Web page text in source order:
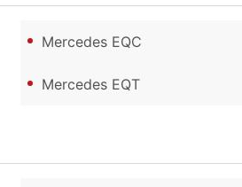
Mercedes EQC
Mercedes EQT